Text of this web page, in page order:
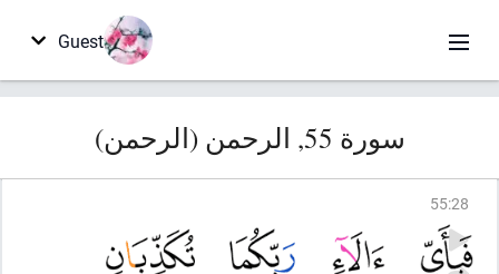
Guest
سورة 55, الرحمن (الرحمن)
55:28